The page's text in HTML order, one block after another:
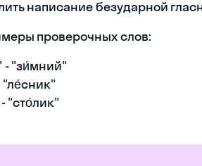
написание безударной
проверочных слов:
- "зи́мний"
"ле́сник"
"сто́лик"